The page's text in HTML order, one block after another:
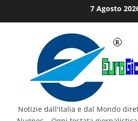
al
7 Agosto
Notizie dall'Italia e dal Mondo